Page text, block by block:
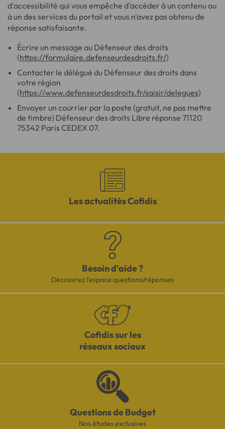
d'accessibilité qui vous empêche d'accéder à un contenu ou
à un des services du portail et vous n'avez pas obtenu de
réponse satisfaisante.
Écrire un message au Défenseur des droits
(https://formulaire.defenseurdesdroits.fr/)
Contacter le délégué du Défenseur des droits dans
votre région
(https://www.defenseurdesdroits.fr/saisir/delegues)
Envoyer un courrier par la poste (gratuit, ne pas mettre
de timbre) Défenseur des droits Libre réponse 71120
75342 Paris CEDEX 07.
Les actualités Cofidis
Besoin d'aide ?
Découvrez l'espace questions/réponses
Cofidis sur les
réseaux sociaux
Questions de Budget
Nos études exclusives